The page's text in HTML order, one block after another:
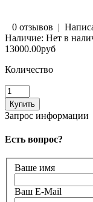
0 отзывов |
Наличие: Нет в
13000.00руб
Количество
Запрос информации
Есть вопрос?
Ваше имя
Ваш E-Mail